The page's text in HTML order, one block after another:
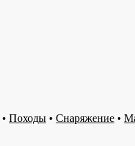
• Походы • Снаряжение •